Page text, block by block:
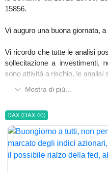
15856.
Vi auguro una buona giornata,
Vi ricordo che tutte le analisi
sollecitazione a investimenti,
sono attività a rischio, le analisi
Mostra di più...
DAX (DAX 40)